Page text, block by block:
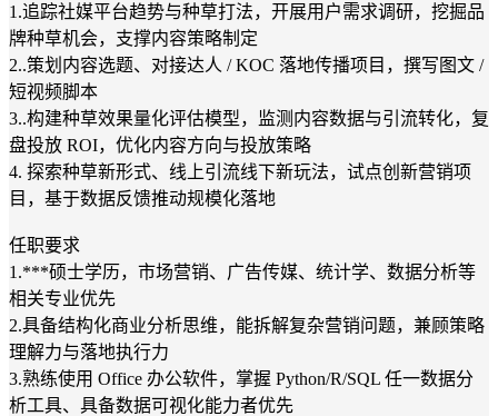
1.追踪社媒平台趋势与种草打法，开展用户需求调研，挖掘品
牌种草机会，支撑内容策略制定
2..策划内容选题、对接达人 / KOC 落地传播项目，撰写图文 /
短视频脚本
3..构建种草效果量化评估模型，监测内容数据与引流转化，复
盘投放 ROI，优化内容方向与投放策略
4. 探索种草新形式、线上引流线下新玩法，试点创新营销项
目，基于数据反馈推动规模化落地
任职要求
1.***硕士学历，市场营销、广告传媒、统计学、数据分析等
相关专业优先
2.具备结构化商业分析思维，能拆解复杂营销问题，兼顾策略
理解力与落地执行力
3.熟练使用 Office 办公软件，掌握 Python/R/SQL 任一数据分
析工具、具备数据可视化能力者优先